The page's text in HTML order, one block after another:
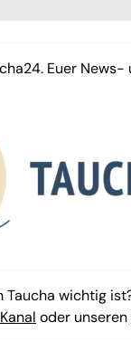
Euer
Taucha wichtig
oder unseren